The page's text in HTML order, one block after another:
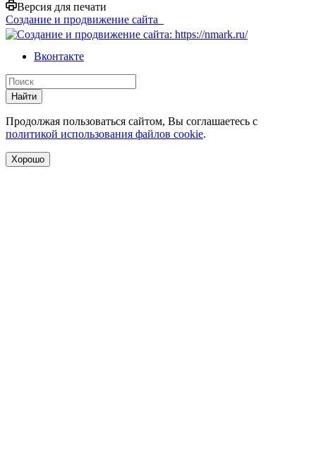
Версия для печати
Создание и продвижение сайта
Вконтакте
Найти
Продолжая пользоваться сайтом, Вы соглашаетесь с
политикой использования файлов cookie.
Хорошо